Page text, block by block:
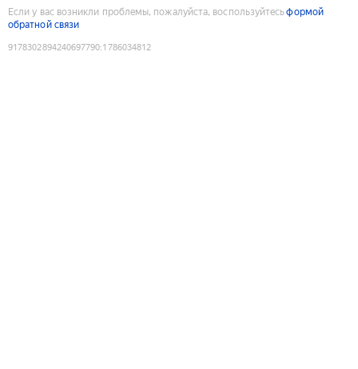
Если у вас возникли проблемы, пожалуйста, воспользуйтесьформой
обратной связи
9178302894240697790:1786034812